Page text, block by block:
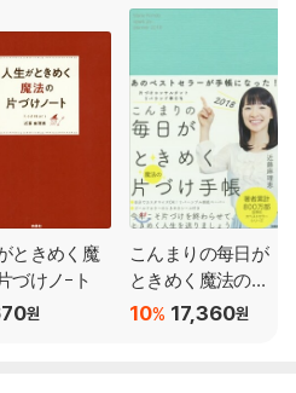
ときめく魔
づけノ-ト
원
こんまりの每日が
ときめく魔法の片
づけ手帳 2018
17,360원
10%